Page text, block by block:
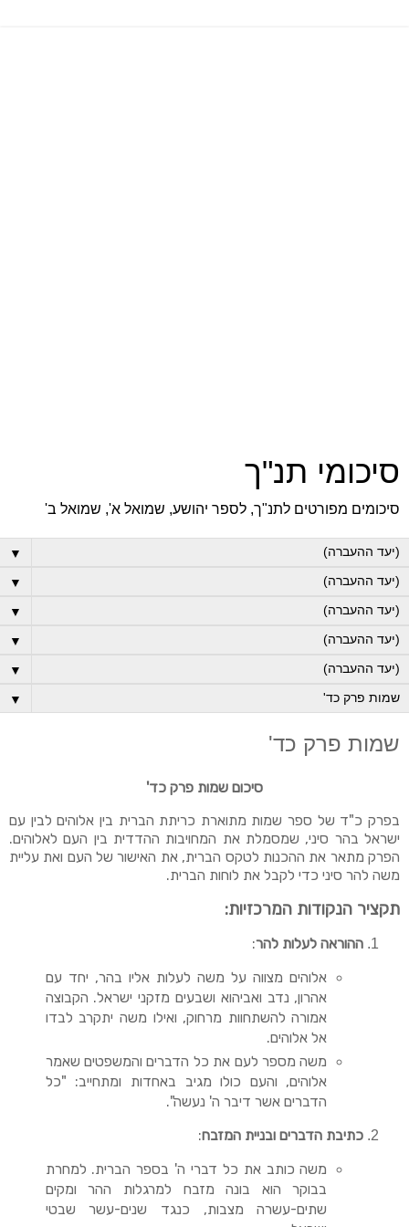
סיכומי תנ"ך
סיכומים מפורטים לתנ"ך, לספר יהושע, שמואל א', שמואל ב'
▼
▼
▼
▼
▼
▼
שמות פרק כד'
סיכום שמות פרק כד'
בפרק כ"ד של ספר שמות מתוארת כריתת הברית בין אלוהים לבין עם
ישראל בהר סיני, שמסמלת את המחויבות ההדדית בין העם לאלוהים.
הפרק מתאר את ההכנות לטקס הברית, את האישור של העם ואת עליית
משה להר סיני כדי לקבל את לוחות הברית.
תקציר הנקודות המרכזיות:
ההוראה לעלות להר:
אלוהים מצווה על משה לעלות אליו בהר, יחד עם
אהרון, נדב ואביהוא ושבעים מזקני ישראל. הקבוצה
אמורה להשתחוות מרחוק, ואילו משה יתקרב לבדו
אל אלוהים.
משה מספר לעם את כל הדברים והמשפטים שאמר
אלוהים, והעם כולו מגיב באחדות ומתחייב: "כל
הדברים אשר דיבר ה' נעשה".
כתיבת הדברים ובניית המזבח:
משה כותב את כל דברי ה' בספר הברית. למחרת
בבוקר הוא בונה מזבח למרגלות ההר ומקים
שתים-עשרה מצבות, כנגד שנים-עשר שבטי